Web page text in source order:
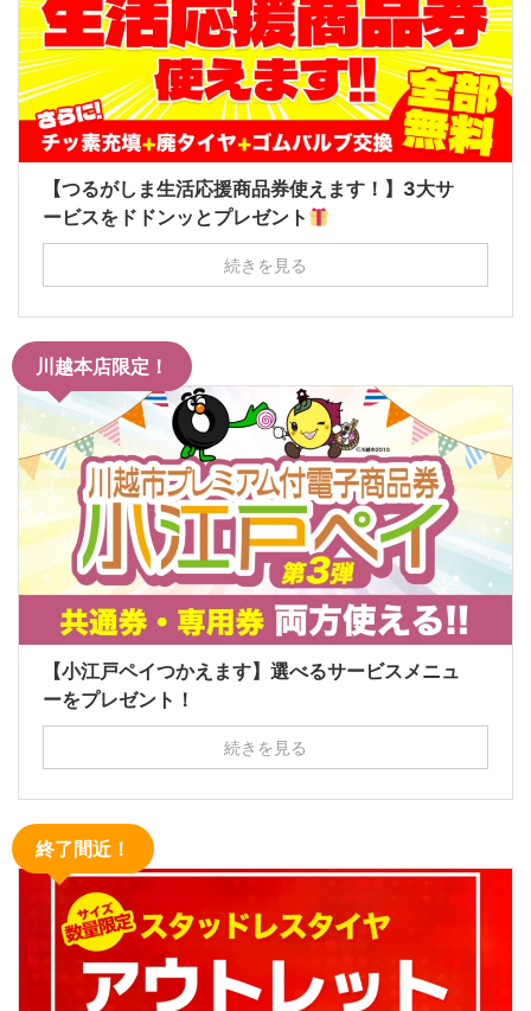
【つるがしま生活応援商品券使えます！】3大サ
ービスをドドンッとプレゼント
続きを見る
川越本店限定！
【小江戸ペイつかえます】選べるサービスメニュ
ーをプレゼント！
続きを見る
終了間近！